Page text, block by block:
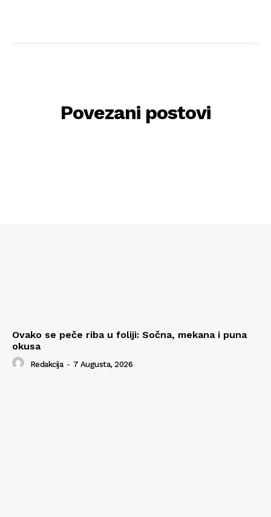
Povezani postovi
Ovako se peče riba u foliji: Sočna, mekana i puna
okusa
Redakcija - 7 Augusta, 2026